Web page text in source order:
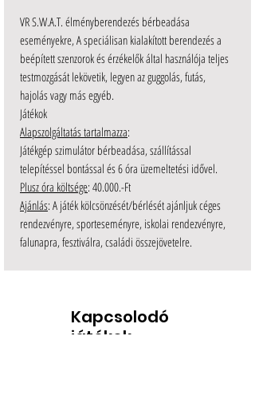
VR S.W.A.T. élményberendezés bérbeadása
eseményekre, A speciálisan kialakított berendezés a
beépített szenzorok és érzékelők által használója teljes
testmozgását lekövetik, legyen az guggolás, futás,
hajolás vagy más egyéb.
Játékok
Alapszolgáltatás tartalmazza:
Játékgép szimulátor bérbeadása, szállítással
telepítéssel bontással és 6 óra üzemeltetési idővel.
Plusz óra költsége: 40.000.-Ft
Ajánlás: A játék kölcsönzését/bérlését ajánljuk céges
rendezvényre, sporteseményre, iskolai rendezvényre,
falunapra, fesztiválra, családi összejövetelre.
Kapcsolodó
játékok